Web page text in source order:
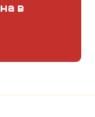
в